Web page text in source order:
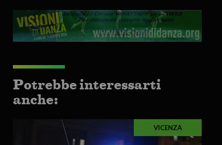
Potrebbe interessarti
anche:
VICENZA